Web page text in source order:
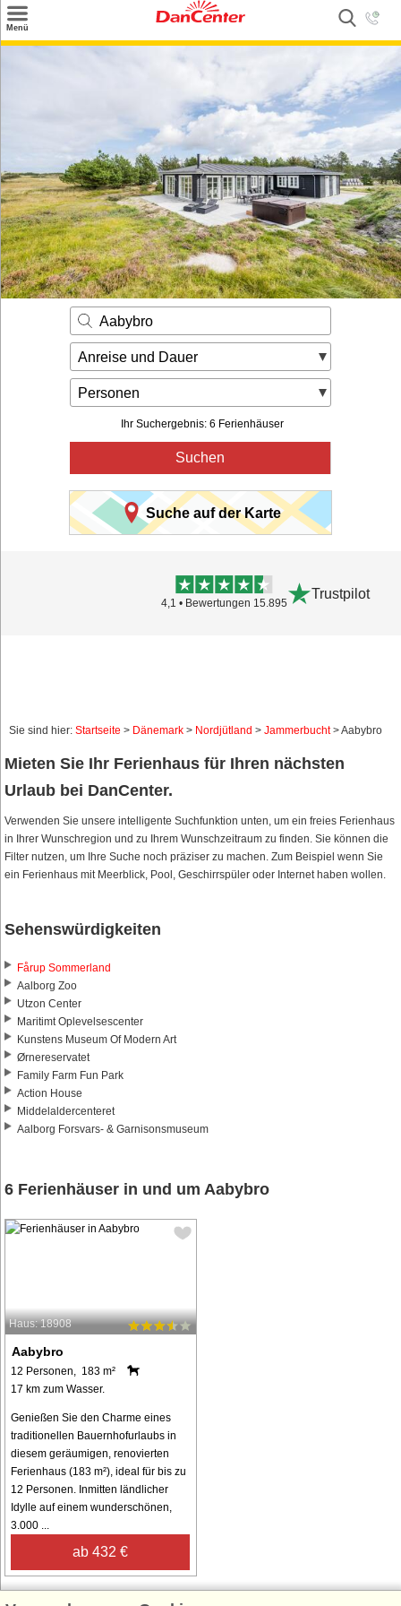
Menü
Angebote
Inspiration
Kontakt
Gut zu wissen
Login
Aabybro
Anreise und Dauer
Personen
Ihr Suchergebnis: 6 Ferienhäuser
Suchen
Suche auf der Karte
4,1 • Bewertungen 15.895
Trustpilot
Sie sind hier: Startseite > Dänemark > Nordjütland > Jammerbucht> Aabybro
Mieten Sie Ihr Ferienhaus für Ihren nächsten
Urlaub bei DanCenter.
Verwenden Sie unsere intelligente Suchfunktion unten, um ein freies Ferienhaus
in Ihrer Wunschregion und zu Ihrem Wunschzeitraum zu finden. Sie können die
Filter nutzen, um Ihre Suche noch präziser zu machen. Zum Beispiel wenn Sie
ein Ferienhaus mit Meerblick, Pool, Geschirrspüler oder Internet haben wollen.
Sehenswürdigkeiten
Fårup Sommerland
Aalborg Zoo
Utzon Center
Maritimt Oplevelsescenter
Kunstens Museum Of Modern Art
Ørnereservatet
Family Farm Fun Park
Action House
Middelaldercenteret
Aalborg Forsvars- & Garnisonsmuseum
6 Ferienhäuser in und um Aabybro
Haus: 18908
Aabybro
12 Personen, 183 m²
17 km zum Wasser.
Genießen Sie den Charme eines
traditionellen Bauernhofurlaubs in
diesem geräumigen, renovierten
Ferienhaus (183 m²), ideal für bis zu
12 Personen. Inmitten ländlicher
Idylle auf einem wunderschönen,
3.000 ...
ab 432 €